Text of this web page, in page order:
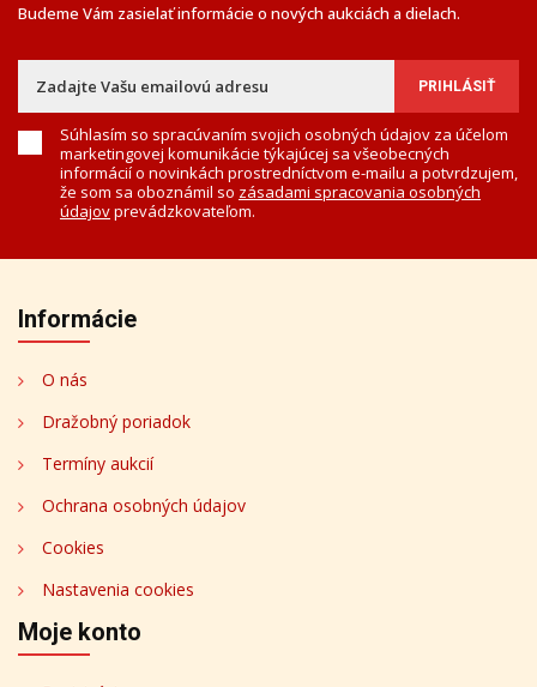
Budeme Vám zasielať informácie o nových aukciách a dielach.
Súhlasím so spracúvaním svojich osobných údajov za účelom
marketingovej komunikácie týkajúcej sa všeobecných
informácií o novinkách prostredníctvom e-mailu a potvrdzujem,
že som sa oboznámil so zásadami spracovania osobných
údajovprevádzkovateľom.
Informácie
O nás
Dražobný poriadok
Termíny aukcií
Ochrana osobných údajov
Cookies
Nastavenia cookies
Moje konto